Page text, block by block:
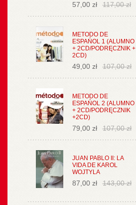
57,00 zł 117,00 zł
METODO DE
ESPAŃOL 1 (ALUMNO
+ 2CD/PODRĘCZNIK +
2CD)
49,00 zł 107,00 zł
METODO DE
ESPAŃOL 2 (ALUMNO
+ 2CD/PODRĘCZNIK
+2CD)
79,00 zł 107,00 zł
JUAN PABLO II: LA
VIDA DE KAROL
WOJTYLA
87,00 zł 143,00 zł